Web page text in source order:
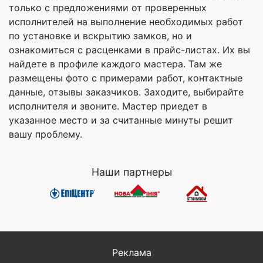
только с предложениями от проверенных
исполнителей на выполнение необходимых работ
по установке и вскрытию замков, но и
ознакомиться с расценками в прайс-листах. Их вы
найдете в профиле каждого мастера. Там же
размещены фото с примерами работ, контактные
данные, отзывы заказчиков. Заходите, выбирайте
исполнителя и звоните. Мастер приедет в
указанное место и за считанные минуты решит
вашу проблему.
Наши партнеры
Реклама